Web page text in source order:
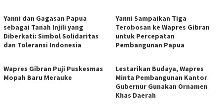
Yanni dan Gagasan Papua
sebagai Tanah Injili yang
Diberkati: Simbol Solidaritas
dan Toleransi Indonesia
Yanni Sampaikan Tiga
Terobosan ke Wapres Gibran
untuk Percepatan
Pembangunan Papua
Wapres Gibran Puji Puskesmas
Mopah Baru Merauke
Lestarikan Budaya, Wapres
Minta Pembangunan Kantor
Gubernur Gunakan Ornamen
Khas Daerah